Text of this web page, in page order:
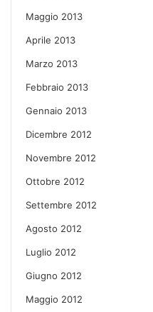
Maggio 2013
Aprile 2013
Marzo 2013
Febbraio 2013
Gennaio 2013
Dicembre 2012
Novembre 2012
Ottobre 2012
Settembre 2012
Agosto 2012
Luglio 2012
Giugno 2012
Maggio 2012